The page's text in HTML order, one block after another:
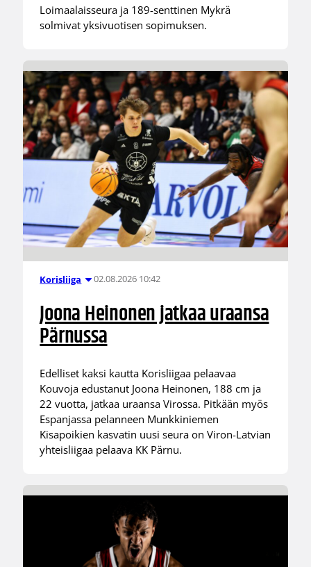
Loimaalaisseura ja 189-senttinen Mykrä
solmivat yksivuotisen sopimuksen.
Korisliiga 02.08.2026 10:42
Joona Heinonen jatkaa uraansa
Pärnussa
Edelliset kaksi kautta Korisliigaa pelaavaa
Kouvoja edustanut Joona Heinonen, 188 cm ja
22 vuotta, jatkaa uraansa Virossa. Pitkään myös
Espanjassa pelanneen Munkkiniemen
Kisapoikien kasvatin uusi seura on Viron-Latvian
yhteisliigaa pelaava KK Pärnu.